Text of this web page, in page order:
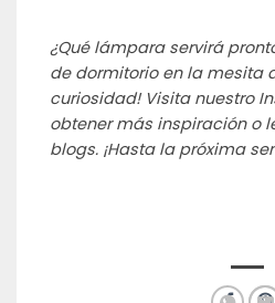
¿Qué lámpara servirá
de dormitorio en la mesita
curiosidad! Visita nuestro
obtener más inspiración o
blogs. ¡Hasta la próxima